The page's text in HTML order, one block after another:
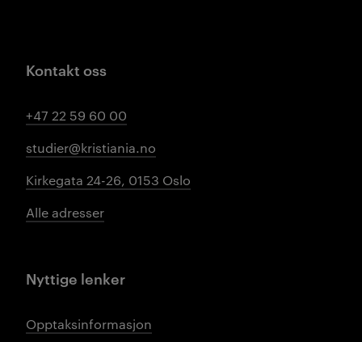
Kontakt oss
+47 22 59 60 00
studier@kristiania.no
Kirkegata 24-26, 0153 Oslo
Alle adresser
Nyttige lenker
Opptaksinformasjon